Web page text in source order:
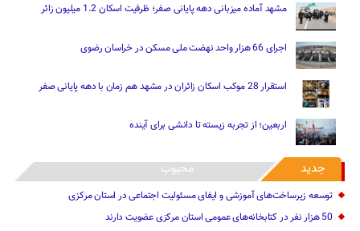
مشهد آماده میزبانی دهه پایانی صفر؛ ظرفیت اسکان 1.2 میلیون زائر
اجرای 66 هزار واحد نهضت ملی مسکن در خراسان رضوی
استقرار 28 موکب اسکان زائران در مشهد هم زمان با دهه پایانی صفر
اربعین؛ از تجربه زیسته تا دانشی برای آینده
جدید محبوب
توسعه زیرساخت‌های آموزشی و ایفای مسئولیت اجتماعی در استان مرکزی
50 هزار نفر در کتابخانه‌های عمومی استان مرکزی عضویت دارند